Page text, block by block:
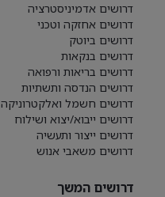
דרושים אדמיניסטרציה
דרושים אחזקה וטכני
דרושים ביוטק
דרושים בנקאות
דרושים בריאות ורפואה
דרושים הנדסה ותשתיות
דרושים חשמל ואלקטרוניקה
דרושים ייבוא/יצוא ושילוח
דרושים ייצור ותעשיה
דרושים משאבי אנוש
דרושים המשך